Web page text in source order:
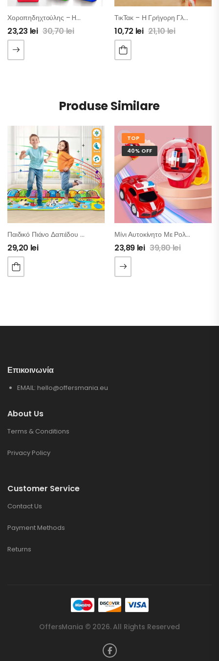
Χοροπηδηχτούλης – Happy Hopper
23,23 lei 30,70lei
ΤικΤακ – Η Γρήγορη Γλώσσα
10,72 lei 21,10lei
Produse Similare
Παιδικό Πιάνο Δαπέδου Με Ζώα
29,20 lei
TOP
40% OFF
Μίνι Αυτοκίνητο Με Ρολόι Χειριστήριο
23,89 lei 39,80lei
Επικοινωνία
EMAIL: hello@offersmania.eu
About Us
Terms & Conditions
Privacy Policy
Customer Service
Contact Us
Payment Methods
Returns
OffersMania © 2026. All Rights Reserved